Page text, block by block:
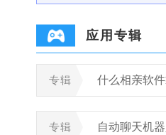
应用专辑
专辑 什么相亲软
专辑 自动聊天机